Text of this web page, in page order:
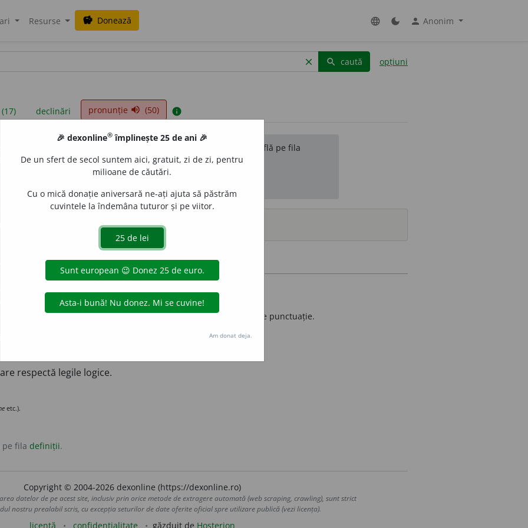
Resurse savings Donează language dark_mode person Anonim
clear search caută opțiuni
declinări pronunție volume_up (50) info
sunt compilate de echipa dexonline. Definițiile originale se află pe fila
reordona filele pe pagina depreferințe.
surse
de greșeli.
scrupulozitate antonime: greșeală
constând în respectarea regulilor gramaticale, ortografice și de punctuație.
respectă legile logice.
etc.).
pe fila definiții.
Copyright © 2004-2026 dexonline (https://dexonline.ro)
datelor de pe acest site, inclusiv prin orice metode de extragere automată (web scraping, crawling), sunt strict
nostru prealabil scris, cu excepția seturilor de date oferite oficial spre utilizare publică (vezi licența).
licență confidențialitate găzduit de Hosterion
🎉 dexonline® împlinește 25 de ani 🎉
De un sfert de secol suntem aici, gratuit, zi de zi, pentru
milioane de căutări.
Cu o mică donație aniversară ne-ați ajuta să păstrăm
cuvintele la îndemâna tuturor și pe viitor.
Am donat deja.